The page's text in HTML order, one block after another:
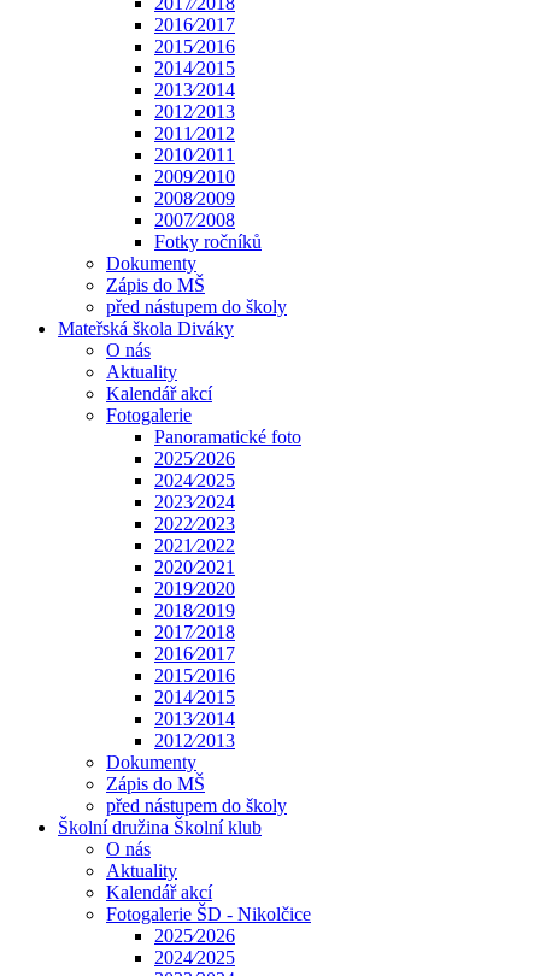
2016⁄2017
2015⁄2016
2014⁄2015
2013⁄2014
2012⁄2013
2011⁄2012
2010⁄2011
2009⁄2010
2008⁄2009
2007⁄2008
Fotky ročníků
Dokumenty
Zápis do MŠ
před nástupem do školy
Mateřská škola Diváky
O nás
Aktuality
Kalendář akcí
Fotogalerie
Panoramatické foto
2025⁄2026
2024⁄2025
2023⁄2024
2022⁄2023
2021⁄2022
2020⁄2021
2019⁄2020
2018⁄2019
2017⁄2018
2016⁄2017
2015⁄2016
2014⁄2015
2013⁄2014
2012⁄2013
Dokumenty
Zápis do MŠ
před nástupem do školy
Školní družina Školní klub
O nás
Aktuality
Kalendář akcí
Fotogalerie ŠD - Nikolčice
2025⁄2026
2024⁄2025